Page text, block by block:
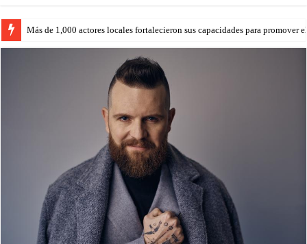
Más de 1,000 actores locales fortalecieron sus capacidades para promover